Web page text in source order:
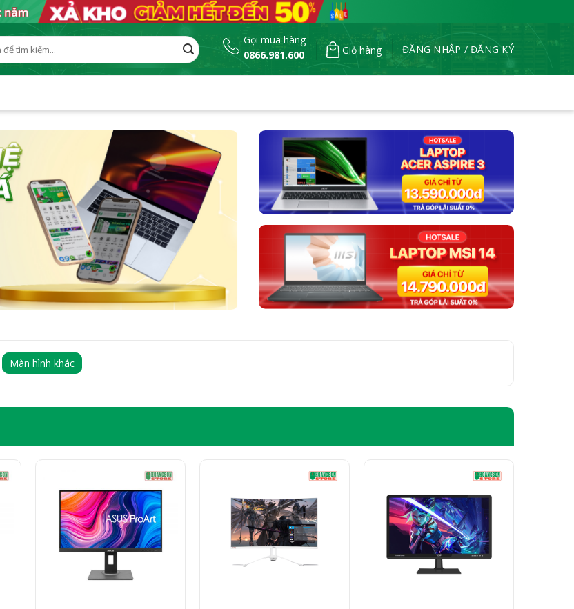
Gọi mua hàng
0866.981.600
Giỏ hàng ĐĂNG NHẬP / ĐĂNG KÝ
Màn hình khác